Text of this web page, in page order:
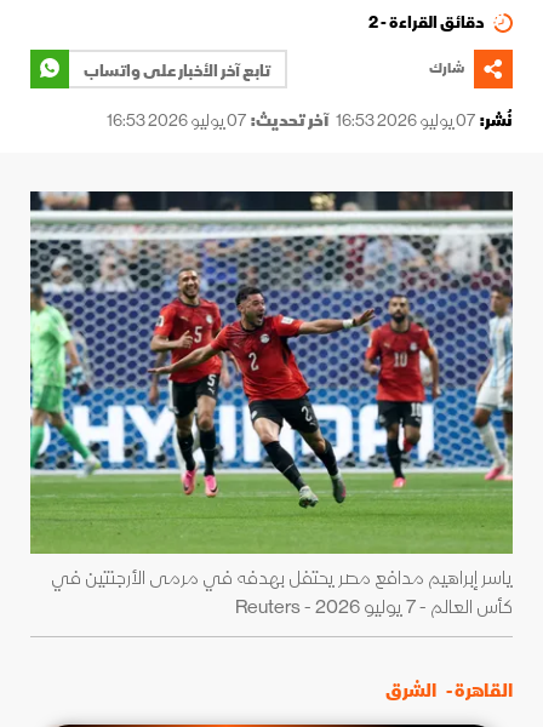
دقائق القراءة - 2
شارك
تابع آخر الأخبار على واتساب
نُشر:07 يوليو 2026 16:53 آخر تحديث:07 يوليو 2026 16:53
ياسر إبراهيم مدافع مصر يحتفل بهدفه في مرمى الأرجنتين في
كأس العالم - 7 يوليو 2026 - Reuters
القاهرة - الشرق